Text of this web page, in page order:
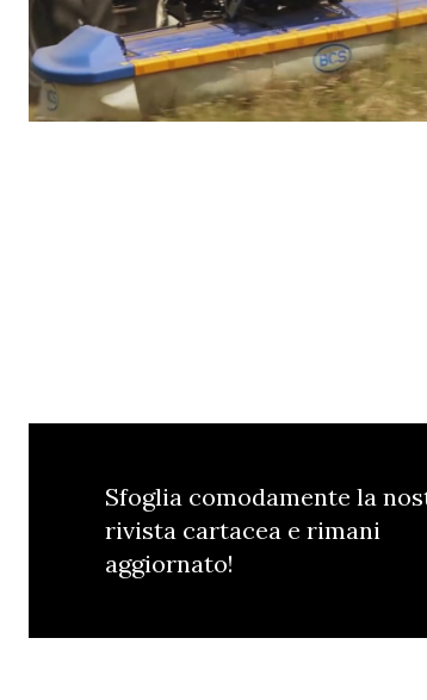
Sfoglia comodamente la
rivista cartacea e rimani
aggiornato!